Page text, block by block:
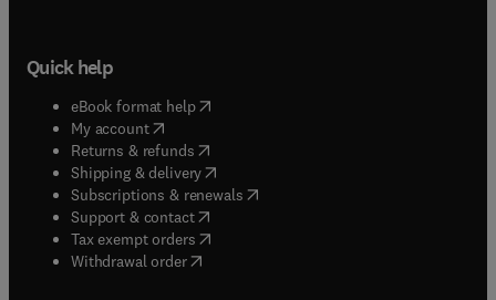
Quick help
eBook format help( opens in new tab/window
My account( opens in new tab/window
Returns & refunds( opens in new tab/window
Shipping & delivery(opens in new tab/window
Subscriptions & renewals( opens in new tab/window
Support & contact( opens in new tab/window
Tax exempt orders( opens in new tab/window
Withdrawal order